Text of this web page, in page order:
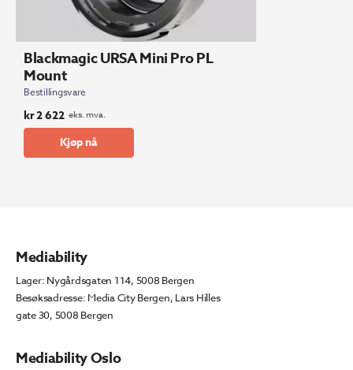
Blackmagic URSA Mini Pro PL
Mount
Bestillingsvare
kr2 622 eks. mva.
Kjøp nå
Mediability
Lager: Nygårdsgaten 114, 5008 Bergen
Besøksadresse: Media City Bergen, Lars Hilles
gate 30, 5008 Bergen
Mediability Oslo